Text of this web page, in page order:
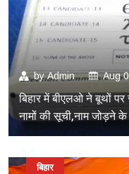
byAdmin Aug
बिहार में बीएलओ ने बूथों
नामों की सूची,नाम जोड़ने
बिहार